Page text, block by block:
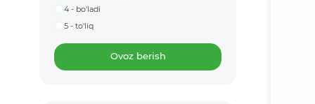
4 - bo'ladi
5 - to'liq
Ovoz berish